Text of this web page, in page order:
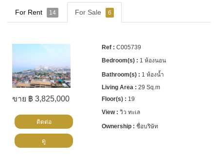
For Rent 14 For Sale 6
ขาย ฿ 3,825,000
C005739
1 ห้องนอน
1 ห้องน้ำ
29 Sq.m
19
วิว ทะเล
ชื่อบริษัท
ติดต่อ
ดู